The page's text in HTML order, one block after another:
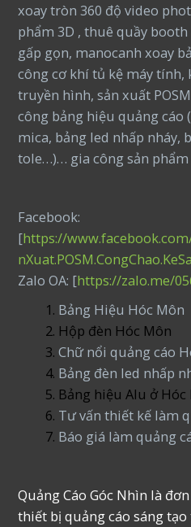
xoay tròn 360 độ video
phẩm 3D , thuê quầy
gấp gọn, manocanh xoay
công cơ khí tủ kệ máy tính,
truyền hình, sản xuất
công bảng hiệu quảng cáo
mica, bảng led nhấp nháy,
tole…)… gia công sản phẩm
Facebook:
[https://
Zalo OA: [https://zalo.me/
Bảng Hiệu Hóc Môn
Hộp đèn Hóc Môn
Chữ nổi quảng cáo
Bảng đèn led nhấp
Bảng hiệu Alu ở Hóc
Tư vấn thiết kế làm
Báo giá làm quảng
Quảng Cáo Góc Nhìn là
thiết bị quảng cáo sáng tạo